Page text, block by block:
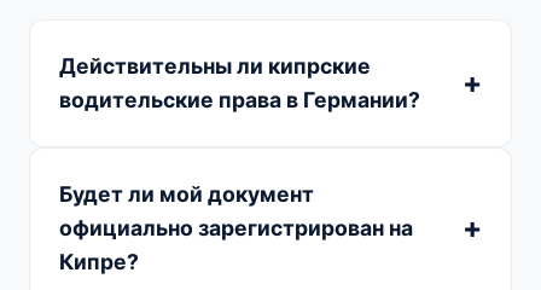
Действительны ли кипрские
водительские права в Германии?
Будет ли мой документ
официально зарегистрирован на
Кипре?